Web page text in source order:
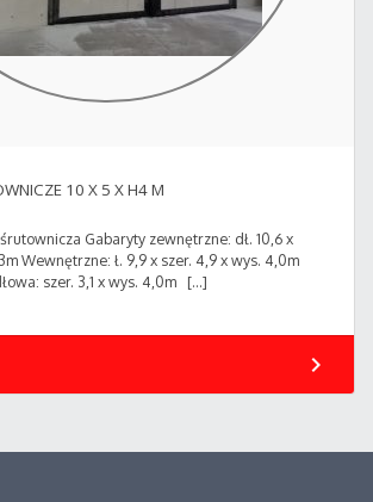
10 X 5 X H4 M
Gabaryty zewnętrzne: dł. 10,6 x
Wewnętrzne: ł. 9,9 x szer. 4,9 x wys. 4,0m
szer. 3,1 x wys. 4,0m […]
chevron_right